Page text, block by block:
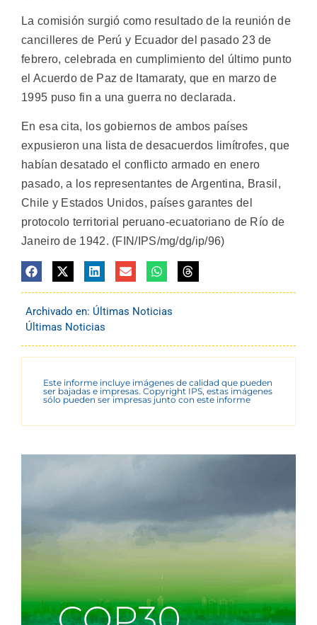
La comisión surgió como resultado de la reunión de
cancilleres de Perú y Ecuador del pasado 23 de
febrero, celebrada en cumplimiento del último punto
el Acuerdo de Paz de Itamaraty, que en marzo de
1995 puso fin a una guerra no declarada.
En esa cita, los gobiernos de ambos países
expusieron una lista de desacuerdos limítrofes, que
habían desatado el conflicto armado en enero
pasado, a los representantes de Argentina, Brasil,
Chile y Estados Unidos, países garantes del
protocolo territorial peruano-ecuatoriano de Río de
Janeiro de 1942. (FIN/IPS/mg/dg/ip/96)
Archivado en: Últimas Noticias
Últimas Noticias
Este informe incluye imágenes de calidad que pueden
ser bajadas e impresas. Copyright IPS, estas imágenes
sólo pueden ser impresas junto con este informe